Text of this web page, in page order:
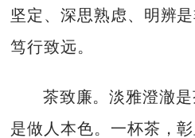
坚定、深思熟虑、明辨
笃行致远。
茶致廉。淡雅澄澈
是做人本色。一杯茶，